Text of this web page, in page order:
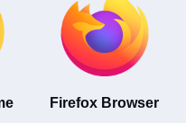
Firefox Browser